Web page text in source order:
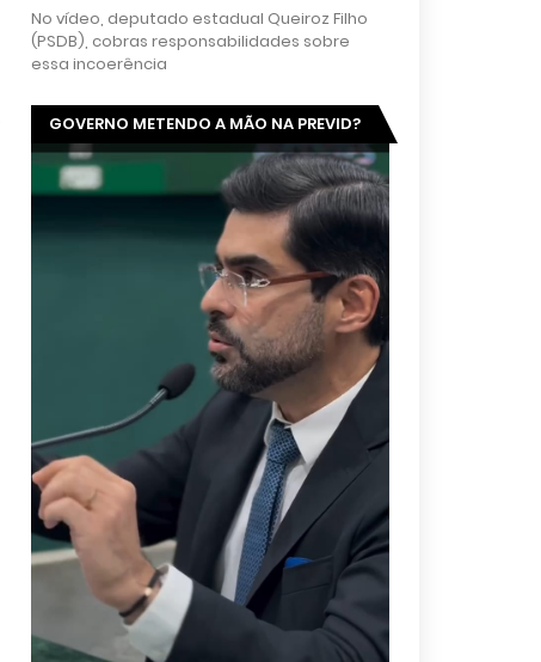
No vídeo, deputado estadual Queiroz Filho
(PSDB), cobras responsabilidades sobre
essa incoerência
GOVERNO METENDO A MÃO NA PREVID?